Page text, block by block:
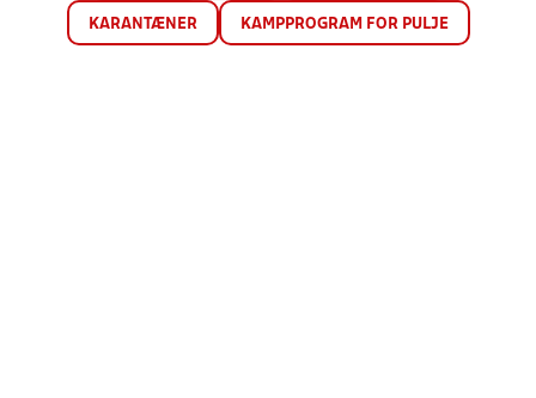
KARANTÆNER KAMPPROGRAM FOR PULJE